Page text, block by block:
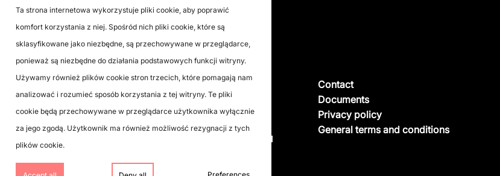
VINYL
CD / DVD
BLOG
DIGITAL
DISTRIBUTION
Contact
Documents
Privacy policy
General terms and conditions
Ta strona internetowa wykorzystuje pliki cookie, aby poprawić
komfort korzystania z niej. Spośród nich pliki cookie, które są
sklasyfikowane jako niezbędne, są przechowywane w przeglądarce,
ponieważ są niezbędne do działania podstawowych funkcji witryny.
Używamy również plików cookie stron trzecich, które pomagają nam
analizować i rozumieć sposób korzystania z tej witryny. Te pliki
cookie będą przechowywane w przeglądarce użytkownika wyłącznie
za jego zgodą. Użytkownik ma również możliwość rezygnacji z tych
plików cookie.